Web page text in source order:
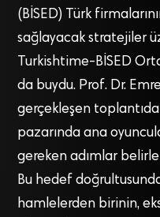
(BİSED) Türk
sağlayacak stratejiler
Turkishtime-BİSED
da buydu. Prof. Dr.
gerçekleşen
pazarında ana
gereken adımlar
Bu hedef
hamlelerden birinin,